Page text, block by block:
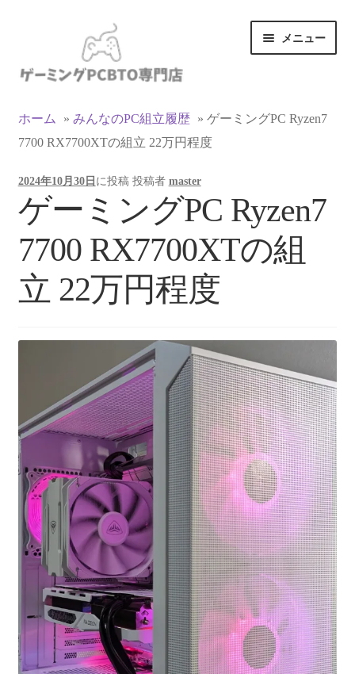
ゲ
ョ
ン
ス
キ
ッ
プ
テ
へ
ス
ッ
プ
メニュー
マイアカウント
支払い
お買い物カゴ
お買い物ガイド
フルカスタマイズ相談
みんなのPC組立履歴
ご使用時にあたって
ホーム » みんなのPC組立履歴 » ゲーミングPC Ryzen7
7700 RX7700XTの組立 22万円程度
2024年10月30日 に投稿 投稿者 master
ゲーミングPC Ryzen7
7700 RX7700XTの組
立 22万円程度